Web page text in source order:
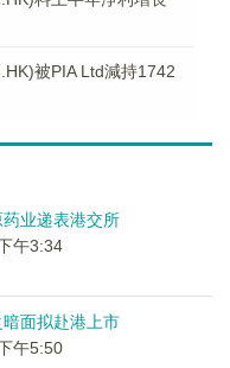
被PIA Ltd減持1742
药业递表港交所
午3:34
暗面拟赴港上市
午5:50